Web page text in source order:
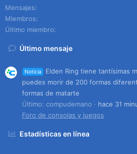
Mensajes
Miembros
Último miembro
Último mensaje
Noticia
Elden Ring tiene tantísimas
puedes morir de 200 formas
formas de matarte
Último: compudemano
hace 31
Foro de consolas y juegos
Estadísticas en línea